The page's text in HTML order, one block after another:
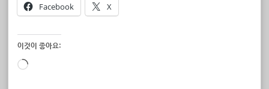
Facebook X
이것이 좋아요:
로